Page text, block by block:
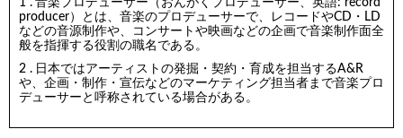
音楽プロデューサー（おんがくプロデューサー、英語: record
producer）とは、音楽のプロデューサーで、レコードやCD・LD
などの音源制作や、コンサートや映画などの企画で音楽制作面全
般を指揮する役割の職名である。
日本ではアーティストの発掘・契約・育成を担当するA&R
や、企画・制作・宣伝などのマーケティング担当者まで音楽プロ
デューサーと呼称されている場合がある。